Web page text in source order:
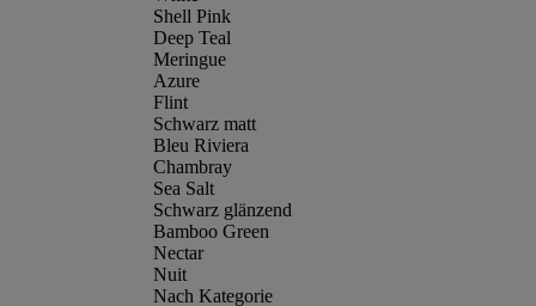
Shell Pink
Deep Teal
Meringue
Azure
Flint
Schwarz matt
Bleu Riviera
Chambray
Sea Salt
Schwarz glänzend
Bamboo Green
Nectar
Nuit
Nach Kategorie